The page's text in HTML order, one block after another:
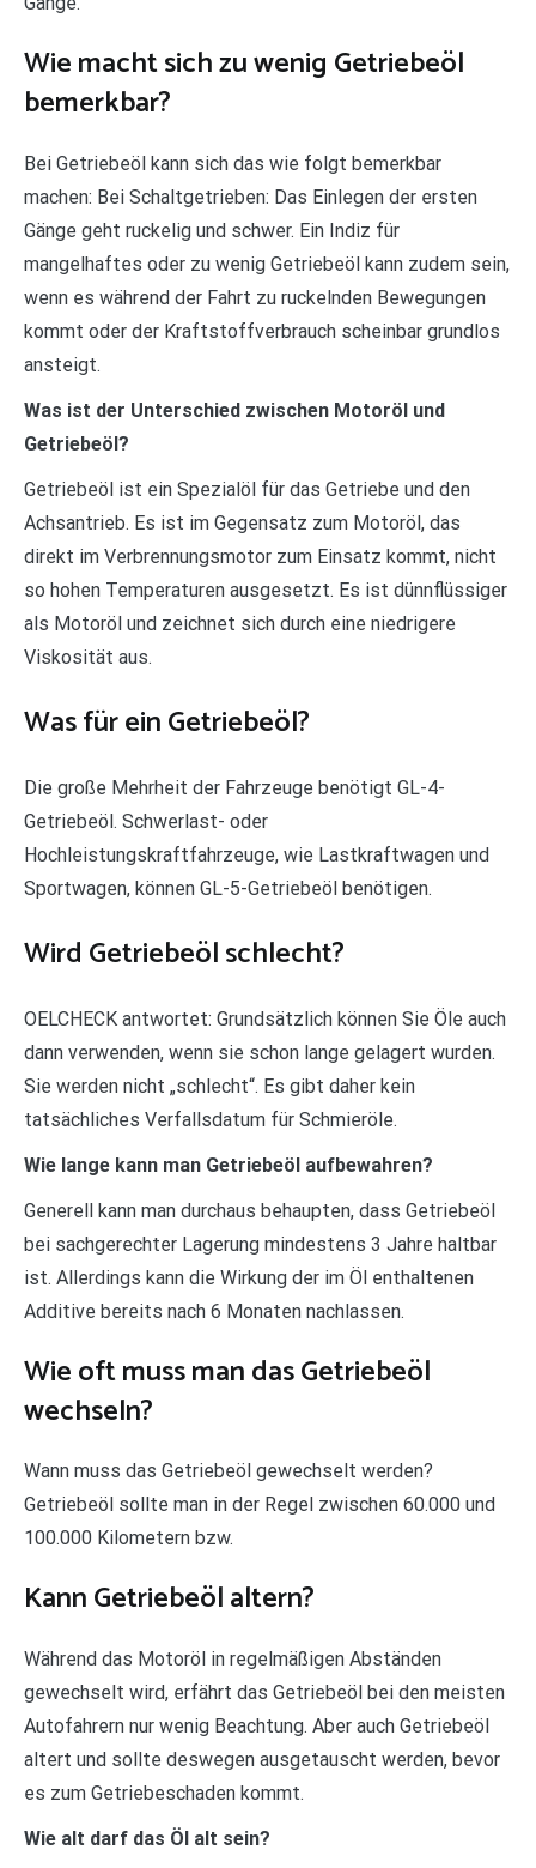
Wie macht sich zu wenig Getriebeöl
bemerkbar?
Bei Getriebeöl kann sich das wie folgt bemerkbar
machen: Bei Schaltgetrieben: Das Einlegen der ersten
Gänge geht ruckelig und schwer. Ein Indiz für
mangelhaftes oder zu wenig Getriebeöl kann zudem sein,
wenn es während der Fahrt zu ruckelnden Bewegungen
kommt oder der Kraftstoffverbrauch scheinbar grundlos
ansteigt.
Was ist der Unterschied zwischen Motoröl und
Getriebeöl?
Getriebeöl ist ein Spezialöl für das Getriebe und den
Achsantrieb. Es ist im Gegensatz zum Motoröl, das
direkt im Verbrennungsmotor zum Einsatz kommt, nicht
so hohen Temperaturen ausgesetzt. Es ist dünnflüssiger
als Motoröl und zeichnet sich durch eine niedrigere
Viskosität aus.
Was für ein Getriebeöl?
Die große Mehrheit der Fahrzeuge benötigt GL-4-
Getriebeöl. Schwerlast- oder
Hochleistungskraftfahrzeuge, wie Lastkraftwagen und
Sportwagen, können GL-5-Getriebeöl benötigen.
Wird Getriebeöl schlecht?
OELCHECK antwortet: Grundsätzlich können Sie Öle auch
dann verwenden, wenn sie schon lange gelagert wurden.
Sie werden nicht „schlecht“. Es gibt daher kein
tatsächliches Verfallsdatum für Schmieröle.
Wie lange kann man Getriebeöl aufbewahren?
Generell kann man durchaus behaupten, dass Getriebeöl
bei sachgerechter Lagerung mindestens 3 Jahre haltbar
ist. Allerdings kann die Wirkung der im Öl enthaltenen
Additive bereits nach 6 Monaten nachlassen.
Wie oft muss man das Getriebeöl
wechseln?
Wann muss das Getriebeöl gewechselt werden?
Getriebeöl sollte man in der Regel zwischen 60.000 und
100.000 Kilometern bzw.
Kann Getriebeöl altern?
Während das Motoröl in regelmäßigen Abständen
gewechselt wird, erfährt das Getriebeöl bei den meisten
Autofahrern nur wenig Beachtung. Aber auch Getriebeöl
altert und sollte deswegen ausgetauscht werden, bevor
es zum Getriebeschaden kommt.
Wie alt darf das Öl alt sein?